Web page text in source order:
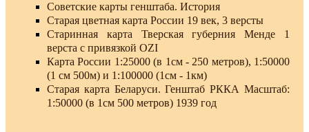
Советские карты генштаба. История
Старая цветная карта России 19 век, 3 версты
Старинная карта Тверская губерния Менде 1
верста с привязкой OZI
Карта России 1:25000 (в 1см - 250 метров), 1:50000
(1 см 500м) и 1:100000 (1см - 1км)
Старая карта Беларуси. Генштаб РККА Масштаб:
1:50000 (в 1см 500 метров) 1939 год